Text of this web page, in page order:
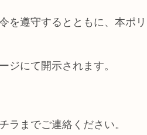
を遵守するとともに、本ポ
ジにて開示されます。
ラまでご連絡ください。